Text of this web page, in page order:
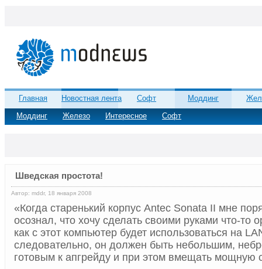
Главная
Новостная лента
Моддинг
Железо Интересное Софт
Софт Моддинг
Шведская простота!
Автор: mddr, 18 января 2008
«Когда старенький корпус Antec Sonata II мне
осознал, что хочу сделать своими руками что-то
как с этот компьютер будет использоваться на
следовательно, он должен быть небольшим,
готовым к апгрейду и при этом вмещать мощную